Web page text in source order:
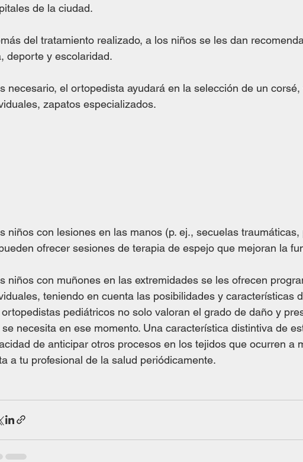
de la ciudad.
del tratamiento realizado, a los niños se les dan
deporte y escolaridad.
necesario, el ortopedista ayudará en la selección de un
zapatos especializados.
niños con lesiones en las manos (p. ej., secuelas
ofrecer sesiones de terapia de espejo que mejoran la
niños con muñones en las extremidades se les ofrecen
teniendo en cuenta las posibilidades y características
pediátricos no solo valoran el grado de daño y
necesita en ese momento. Una característica distintiva de
de anticipar otros procesos en los tejidos que ocurren a
a tu profesional de la salud periódicamente.